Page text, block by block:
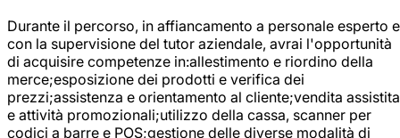
Durante il percorso, in affiancamento a personale esperto e
con la supervisione del tutor aziendale, avrai l'opportunità
di acquisire competenze in:allestimento e riordino della
merce;esposizione dei prodotti e verifica dei
prezzi;assistenza e orientamento al cliente;vendita assistita
e attività promozionali;utilizzo della cassa, scanner per
codici a barre e POS;gestione delle diverse modalità di